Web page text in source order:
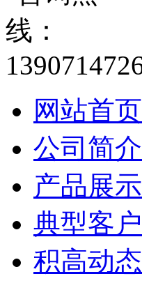
网站首页
公司简介
产品展示
典型客户
积高动态